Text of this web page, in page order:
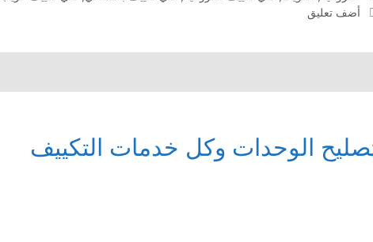
أضف تعليق
الوحدات وكل خدمات التكييف